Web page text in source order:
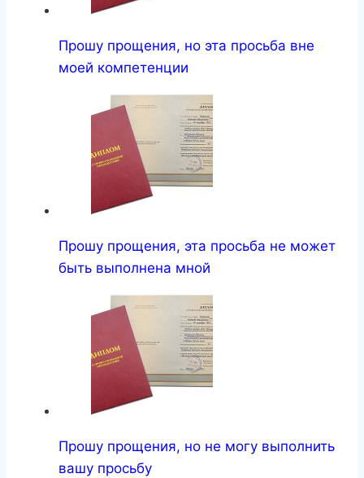
Прошу прощения, но эта просьба вне
моей компетенции
Прошу прощения, эта просьба не может
быть выполнена мной
Прошу прощения, но не могу выполнить
вашу просьбу